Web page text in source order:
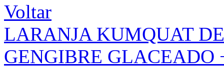
Voltar
LARANJA KUMQUAT
GENGIBRE